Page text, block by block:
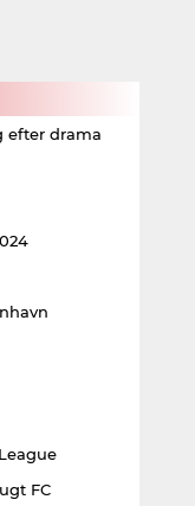
efter drama
FC